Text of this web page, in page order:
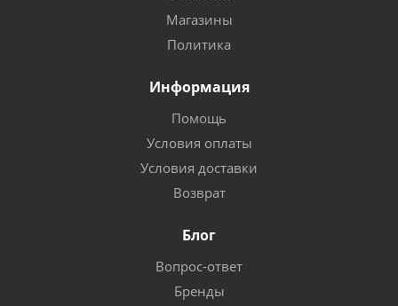
Магазины
Политика
Информация
Помощь
Условия оплаты
Условия доставки
Возврат
Блог
Вопрос-ответ
Бренды